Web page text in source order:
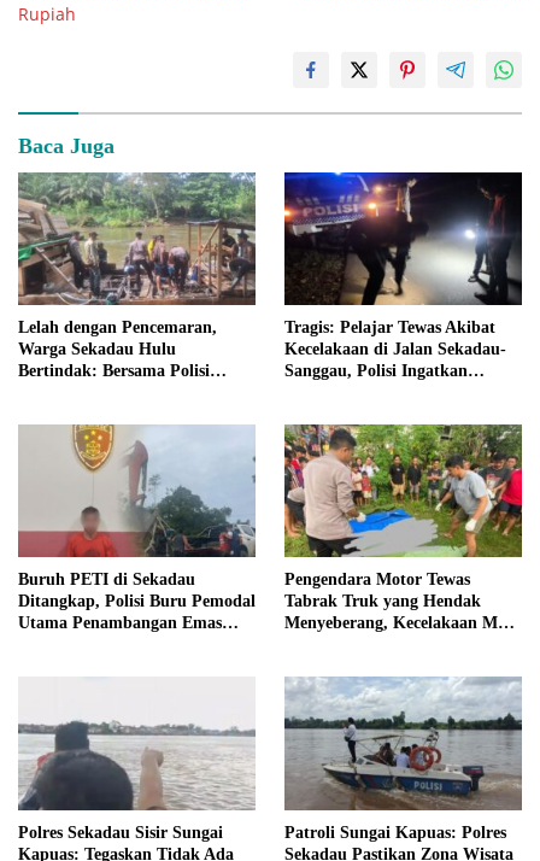
Rupiah
Baca Juga
Lelah dengan Pencemaran,
Warga Sekadau Hulu
Bertindak: Bersama Polisi
Tragis: Pelajar Tewas Akibat
Kecelakaan di Jalan Sekadau-
Sanggau, Polisi Ingatkan
Buruh PETI di Sekadau
Ditangkap, Polisi Buru Pemodal
Utama Penambangan Emas
Pengendara Motor Tewas
Tabrak Truk yang Hendak
Menyeberang, Kecelakaan Maut
Polres Sekadau Sisir Sungai
Kapuas: Tegaskan Tidak Ada
Patroli Sungai Kapuas: Polres
Sekadau Pastikan Zona Wisata